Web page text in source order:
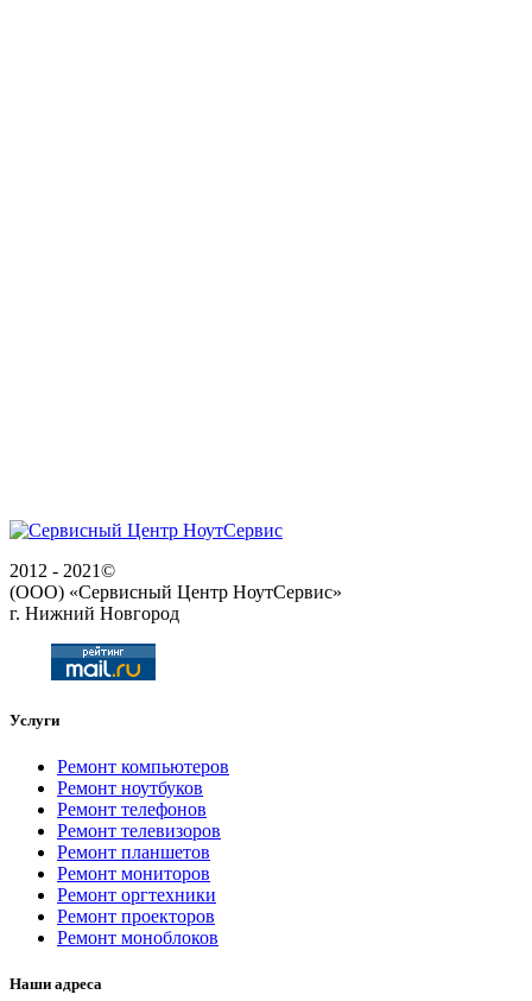
2012 - 2021©
(ООО) «Сервисный Центр НоутСервис»
г. Нижний Новгород
Услуги
Ремонт компьютеров
Ремонт ноутбуков
Ремонт телефонов
Ремонт телевизоров
Ремонт планшетов
Ремонт мониторов
Ремонт оргтехники
Ремонт проекторов
Ремонт моноблоков
Наши адреса